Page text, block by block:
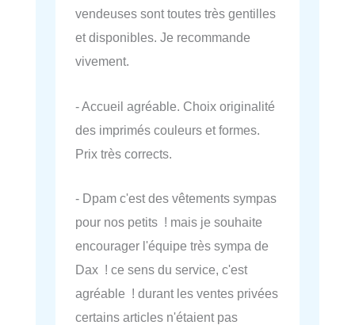
vendeuses sont toutes très gentilles
et disponibles. Je recommande
vivement.
- Accueil agréable. Choix originalité
des imprimés couleurs et formes.
Prix très corrects.
- Dpam c'est des vêtements sympas
pour nos petits ! mais je souhaite
encourager l'équipe très sympa de
Dax ! ce sens du service, c'est
agréable ! durant les ventes privées
certains articles n'étaient pas